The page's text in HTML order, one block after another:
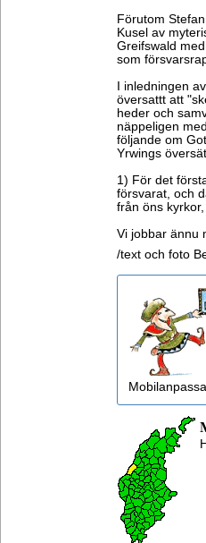
Förutom
Kusel av
Greifswald
som
I inledningen
översattt att
heder och
näppeligen
följande om
Yrwings
1) För det
försvarat, och
från öns
Vi jobbar ännu
/text och foto